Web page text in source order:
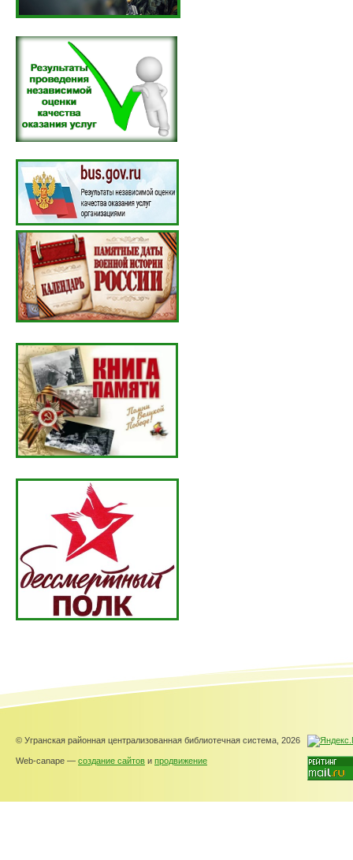
© Угранская районная централизованная библиотечная система, 2026
Web-canape — создание сайтов и продвижение